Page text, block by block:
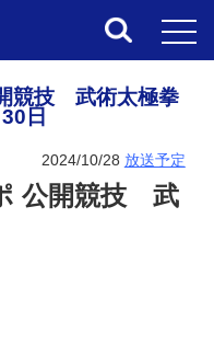
競技 武術太極拳
日
2024/10/28 放送予定
公開競技 武